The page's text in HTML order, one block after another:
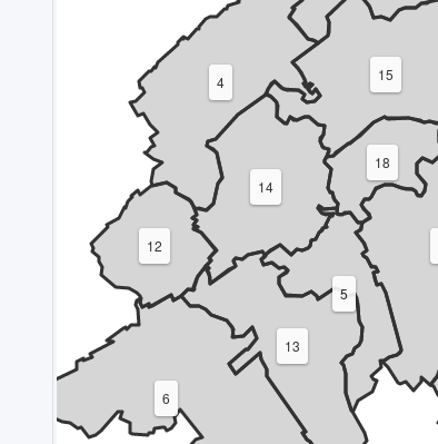
4
5
6
12
13
14
15
18